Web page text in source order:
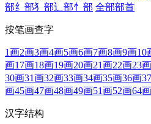
部纟部犭部辶部忄部 全部部首
按笔画查字
1画2画3画4画5画6画7画8画9画10
画17画18画19画20画21画22画23画
30画31画32画33画34画35画36画
画45画47画48画49画51画52画64画
汉字结构